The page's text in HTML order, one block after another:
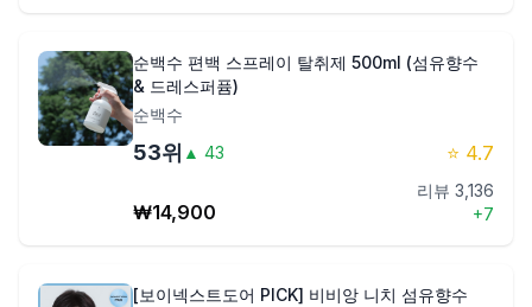
순백수 편백 스프레이 탈취제 500ml (섬유향수
& 드레스퍼퓸)
순백수
53위 ▲ 43 ⭐ 4.7
₩14,900
리뷰 3,136
+7
[보이넥스트도어 PICK] 비비앙 니치 섬유향수